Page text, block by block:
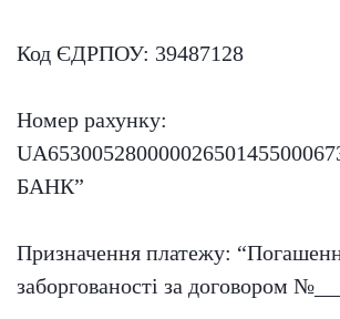
Код ЄДРПОУ: 39487128
Номер рахунку:
БАНК”
Призначення платежу:
заборгованості за договором